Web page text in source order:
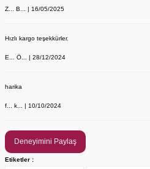
YENİ ÜRÜN
Labor Medikal Tekstil
199,00 TL
Z... B... | 16/05/2025
Hızlı kargo teşekkürler.
E... Ö... | 28/12/2024
harika
f... k... | 10/10/2024
Deneyimini Paylaş
Etiketler :